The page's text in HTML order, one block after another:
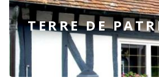
TERRE DE